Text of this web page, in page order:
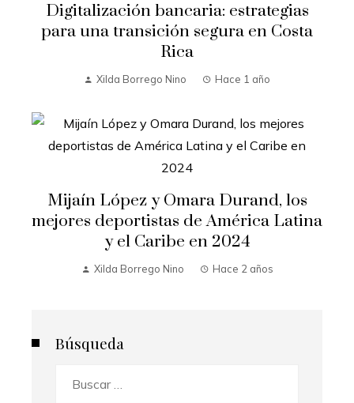
Digitalización bancaria: estrategias
para una transición segura en Costa
Rica
Xilda Borrego Nino Hace 1 año
Mijaín López y Omara Durand, los
mejores deportistas de América Latina
y el Caribe en 2024
Xilda Borrego Nino Hace 2 años
Búsqueda